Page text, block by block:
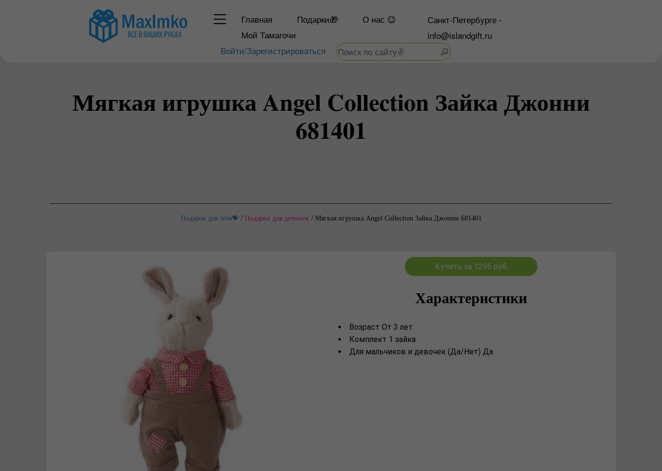
Главная Подарки🎁 О нас 😉
Мой Тамагочи
Санкт-Петербурге -
info@islandgift.ru
Войти/Зарегистрироваться
Мягкая игрушка Angel Collection Зайка Джонни
681401
Подарок для тебя💝/ Подарки для детишек/ Мягкая игрушка Angel Collection Зайка Джонни 681401
Купить за 1296 руб.
Характеристики
Возраст От 3 лет
Комплект 1 зайка
Для мальчиков и девочек (Да/Нет) Да